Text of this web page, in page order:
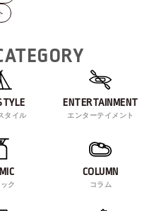
タイル
ENTERTAINMENT
エンターテイメント
ク
COLUMN
コラム